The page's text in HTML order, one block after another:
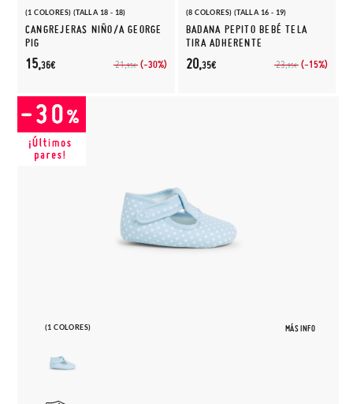
(1 COLORES) (TALLA 18 - 18)
CANGREJERAS NIÑO/A GEORGE
PIG
21,95€ (-30%)
15,36€
(8 COLORES) (TALLA 16 - 19)
BADANA PEPITO BEBÉ TELA
TIRA ADHERENTE
23,95€ (-15%)
20,35€
(1 COLORES) MÁS INFO